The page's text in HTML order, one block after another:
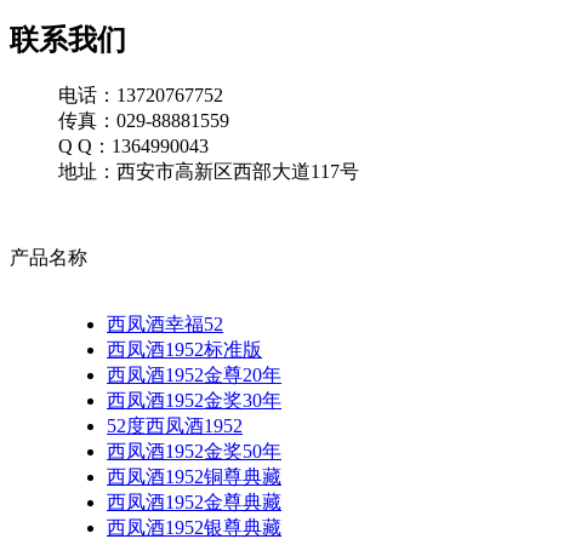
联系我们
电话：13720767752
传真：029-88881559
Q Q：1364990043
地址：西安市高新区西部大道117号
产品名称
西凤酒幸福52
西凤酒1952标准版
西凤酒1952金尊20年
西凤酒1952金奖30年
52度西凤酒1952
西凤酒1952金奖50年
西凤酒1952铜尊典藏
西凤酒1952金尊典藏
西凤酒1952银尊典藏